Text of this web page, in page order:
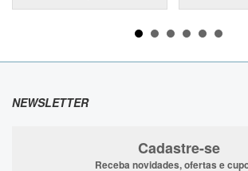
NEWSLETTER
Cadastre-se
Receba novidades, ofertas e